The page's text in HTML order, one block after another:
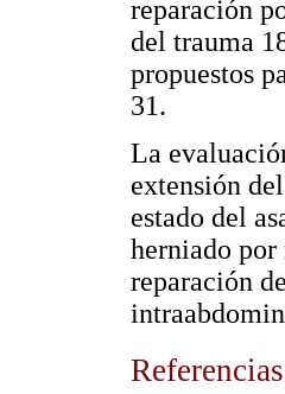
reparación
del trauma
propuestos
31.
La
extensión
estado del
herniado
reparación
Referencias